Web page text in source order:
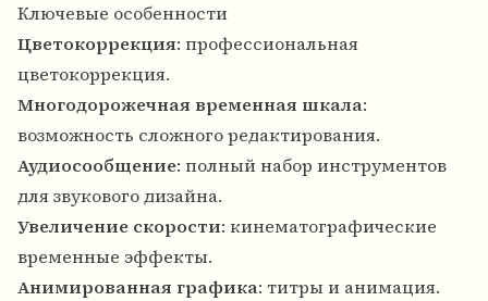
Ключевые особенности
Цветокоррекция: профессиональная
цветокоррекция.
Многодорожечная временная шкала:
возможность сложного редактирования.
Аудиосообщение: полный набор инструментов
для звукового дизайна.
Увеличение скорости: кинематографические
временные эффекты.
Анимированная графика: титры и анимация.